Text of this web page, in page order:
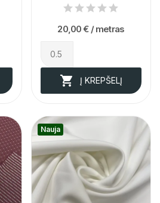
20,00 € / metras
 Į KREPŠELĮ
Nauja